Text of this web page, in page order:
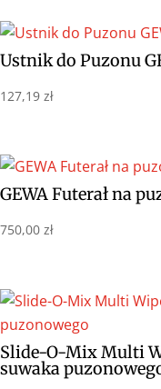
Ustnik do Puzonu
127,19 zł
GEWA Futerał na
750,00 zł
Slide-O-Mix Multi
suwaka